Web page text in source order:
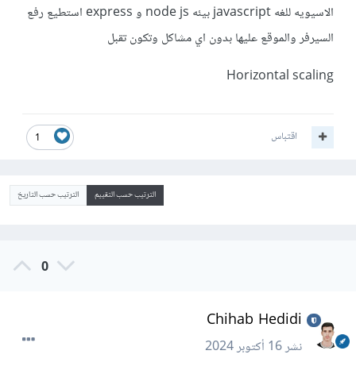
الاسيويه للغه javascript بيئه node js و express استطيع رفع
السيرفر والموقع عليها بدون اي مشاكل وتكون تقبل
Horizontal scaling
1 اقتباس
الترتيب حسب التقييم الترتيب حسب التاريخ
0
Chihab Hedidi
نشر16 أكتوبر 2024